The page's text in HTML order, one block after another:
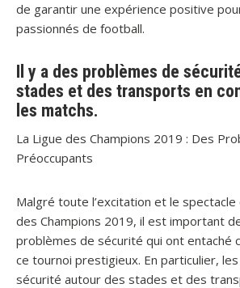
de garantir une expérience positive
passionnés de football.
Il y a des problèmes de
stades et des transports en
les matchs.
La Ligue des Champions 2019 : Des
Préoccupants
Malgré toute l’excitation et le
des Champions 2019, il est important
problèmes de sécurité qui ont entaché
ce tournoi prestigieux. En particulier,
sécurité autour des stades et des